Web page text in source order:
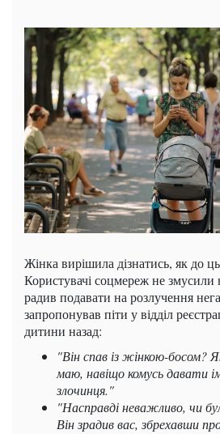
Жінка вирішила дізнатись, як до
Користувачі соцмереж не змусили
радив подавати на розлучення
запропонував піти у відділ
дитини назад:
"Він спав із жінкою-босом?
маю, навіщо комусь давати
злочинця."
"Насправді неважливо, чи
Він зрадив вас, збрехавши